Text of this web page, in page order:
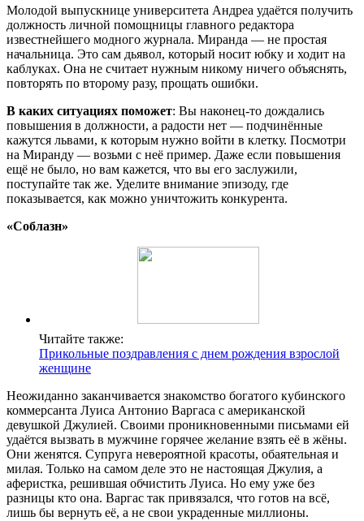
Молодой выпускнице университета Андреа удаётся получить
должность личной помощницы главного редактора
известнейшего модного журнала. Миранда — не простая
начальница. Это сам дьявол, который носит юбку и ходит на
каблуках. Она не считает нужным никому ничего объяснять,
повторять по второму разу, прощать ошибки.
В каких ситуациях поможет: Вы наконец-то дождались
повышения в должности, а радости нет — подчинённые
кажутся львами, к которым нужно войти в клетку. Посмотри
на Миранду — возьми с неё пример. Даже если повышения
ещё не было, но вам кажется, что вы его заслужили,
поступайте так же. Уделите внимание эпизоду, где
показывается, как можно уничтожить конкурента.
«Соблазн»
Читайте также:
Прикольные поздравления с днем рождения взрослой
женщине
Неожиданно заканчивается знакомство богатого кубинского
коммерсанта Луиса Антонио Варгаса с американской
девушкой Джулией. Своими проникновенными письмами ей
удаётся вызвать в мужчине горячее желание взять её в жёны.
Они женятся. Супруга невероятной красоты, обаятельная и
милая. Только на самом деле это не настоящая Джулия, а
аферистка, решившая обчистить Луиса. Но ему уже без
разницы кто она. Варгас так привязался, что готов на всё,
лишь бы вернуть её, а не свои украденные миллионы.